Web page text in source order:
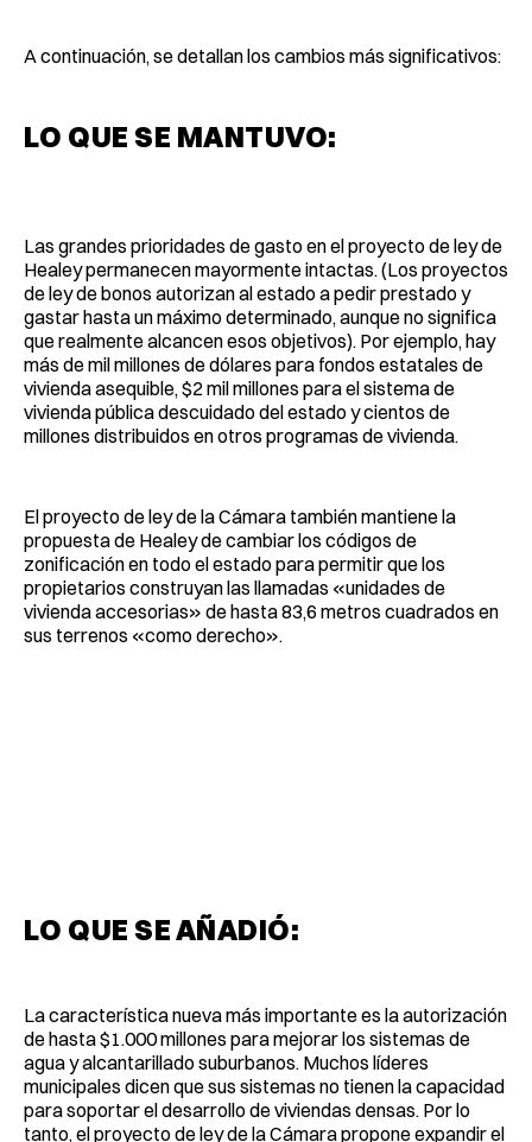
A continuación, se detallan los cambios más significativos:
LO QUE SE MANTUVO:
Las grandes prioridades de gasto en el proyecto de ley de
Healey permanecen mayormente intactas. (Los proyectos
de ley de bonos autorizan al estado a pedir prestado y
gastar hasta un máximo determinado, aunque no significa
que realmente alcancen esos objetivos). Por ejemplo, hay
más de mil millones de dólares para fondos estatales de
vivienda asequible, $2 mil millones para el sistema de
vivienda pública descuidado del estado y cientos de
millones distribuidos en otros programas de vivienda.
El proyecto de ley de la Cámara también mantiene la
propuesta de Healey de cambiar los códigos de
zonificación en todo el estado para permitir que los
propietarios construyan las llamadas «unidades de
vivienda accesorias» de hasta 83,6 metros cuadrados en
sus terrenos «como derecho».
LO QUE SE AÑADIÓ:
La característica nueva más importante es la autorización
de hasta $1.000 millones para mejorar los sistemas de
agua y alcantarillado suburbanos. Muchos líderes
municipales dicen que sus sistemas no tienen la capacidad
para soportar el desarrollo de viviendas densas. Por lo
tanto, el proyecto de ley de la Cámara propone expandir el